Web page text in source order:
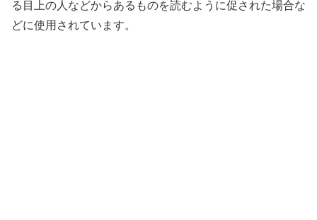
る目上の人などからあるものを読むように促された場合な
どに使用されています。